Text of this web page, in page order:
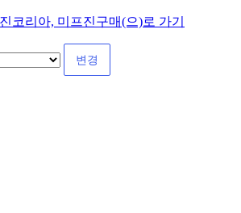
코리아, 미프진구매(으)로 가기